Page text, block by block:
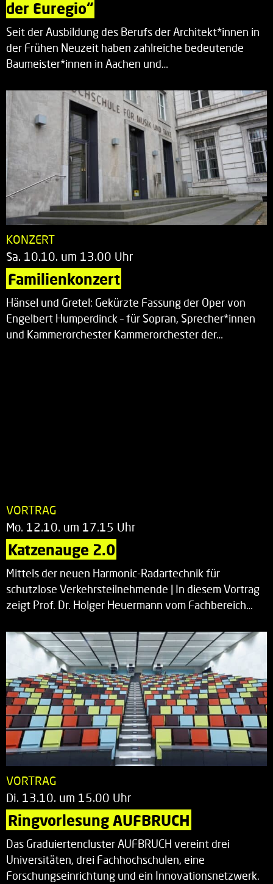
der Euregio“
Seit der Ausbildung des Berufs der Architekt*innen in
der Frühen Neuzeit haben zahlreiche bedeutende
Baumeister*innen in Aachen und…
KONZERT
Sa. 10.10. um 13.00 Uhr
Familienkonzert
Hänsel und Gretel: Gekürzte Fassung der Oper von
Engelbert Humperdinck – für Sopran, Sprecher*innen
und Kammerorchester Kammerorchester der…
VORTRAG
Mo. 12.10. um 17.15 Uhr
Katzenauge 2.0
Mittels der neuen Harmonic-Radartechnik für
schutzlose Verkehrsteilnehmende | In diesem Vortrag
zeigt Prof. Dr. Holger Heuermann vom Fachbereich…
VORTRAG
Di. 13.10. um 15.00 Uhr
Ringvorlesung AUFBRUCH
Das Graduiertencluster AUFBRUCH vereint drei
Universitäten, drei Fachhochschulen, eine
Forschungseinrichtung und ein Innovationsnetzwerk.